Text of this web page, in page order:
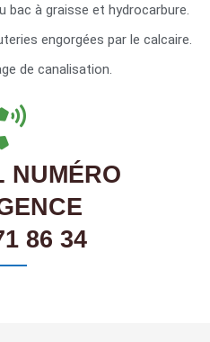
bac à graisse et hydrocarbure.
engorgées par le calcaire.
de canalisation.
NUMÉRO
86 34